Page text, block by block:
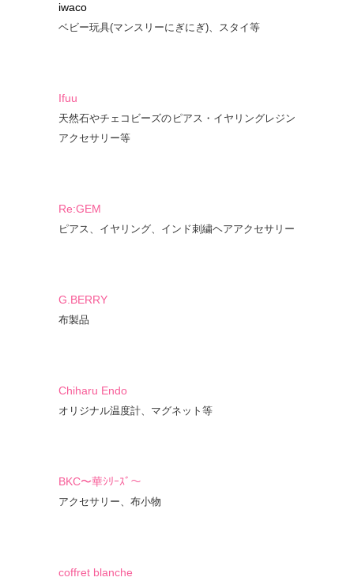
iwaco
ベビー玩具(マンスリーにぎにぎ)、スタイ等
Ifuu
天然石やチェコビーズのピアス・イヤリングレジン
アクセサリー等
Re:GEM
ピアス、イヤリング、インド刺繍ヘアアクセサリー
G.BERRY
布製品
Chiharu Endo
オリジナル温度計、マグネット等
BKC〜華ｼﾘｰｽﾞ〜
アクセサリー、布小物
coffret blanche